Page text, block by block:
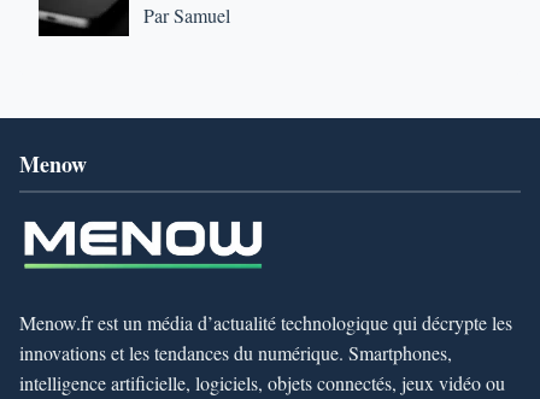
Par Samuel
Menow
Menow.fr est un média d’actualité technologique qui décrypte les
innovations et les tendances du numérique. Smartphones,
intelligence artificielle, logiciels, objets connectés, jeux vidéo ou